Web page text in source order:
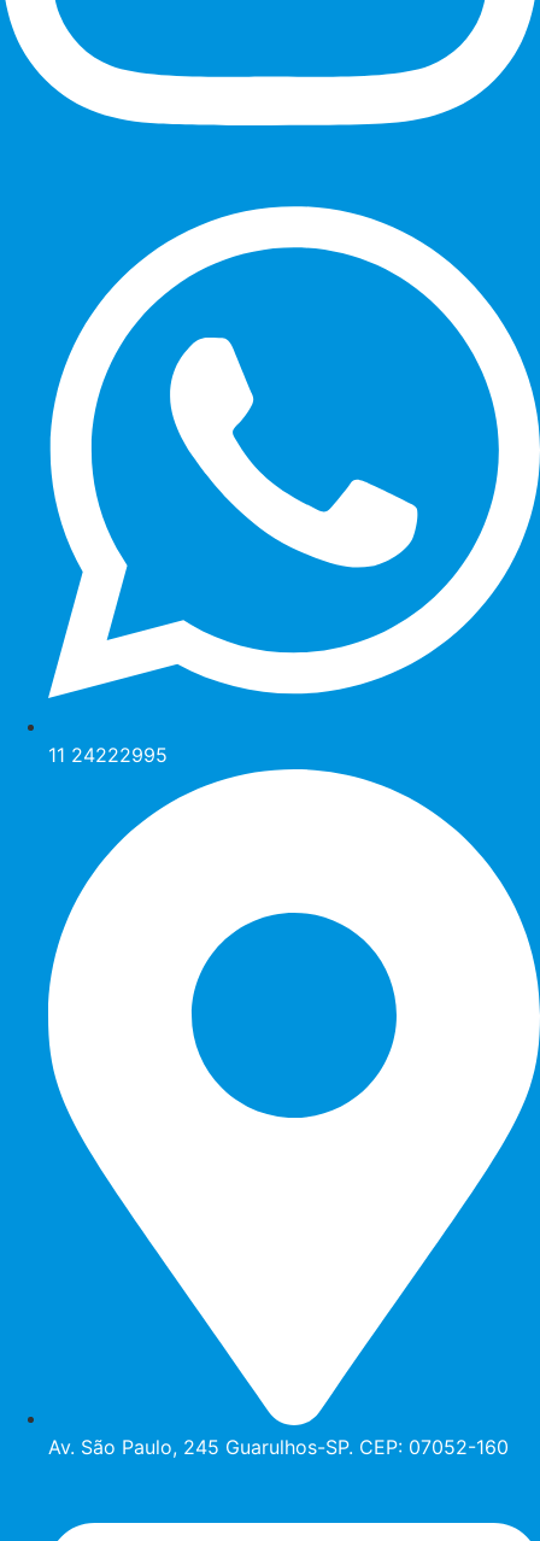
11 24222995
Av. São Paulo, 245 Guarulhos-SP. CEP: 07052-160